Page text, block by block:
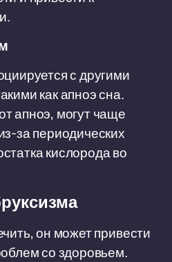
с другими
как апноэ сна.
апноэ, могут чаще
за периодических
кислорода во
он может привести
со здоровьем.